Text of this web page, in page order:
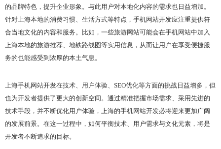
的品牌特色，提升企业形象。与此用户对本地化内容的需求也日益增加。
针对上海本地的消费习惯、生活方式等特点，手机网站开发应注重提供符
合当地文化的内容和服务。比如，一些旅游网站可能会在手机网站中加入
上海本地的旅游推荐、地铁路线图等实用信息，从而让用户在享受便捷服
务的也能感受到浓厚的本土气息。
上海手机网站开发在技术、用户体验、SEO优化等方面的挑战日益增多，但
也为开发者提供了更大的创新空间。通过精准把握市场需求、采用先进的
技术手段，并不断优化用户体验，上海的手机网站开发必将迎来更加广阔
的发展前景。在这一过程中，如何平衡技术、用户需求与文化元素，将是
开发者不断追求的目标。